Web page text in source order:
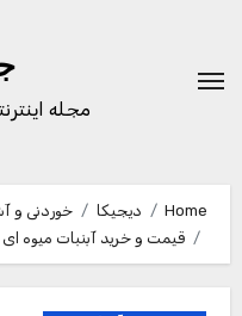
content
مجله
Home دیجیکا
خوردنی و
قیمت و خرید آبنبات میوه ای